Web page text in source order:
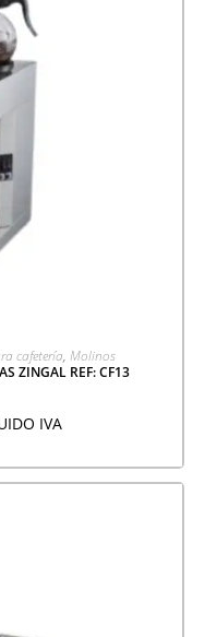
cafetería, Molinos
ZINGAL REF: CF13
IVA